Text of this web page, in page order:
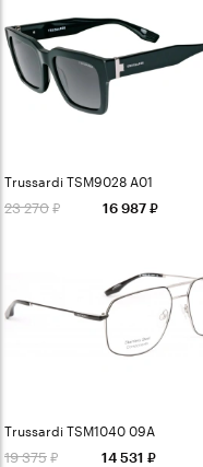
Trussardi TSM9028 A01
23 270 16 987
Trussardi TSM1040 09A
19 375 14 531